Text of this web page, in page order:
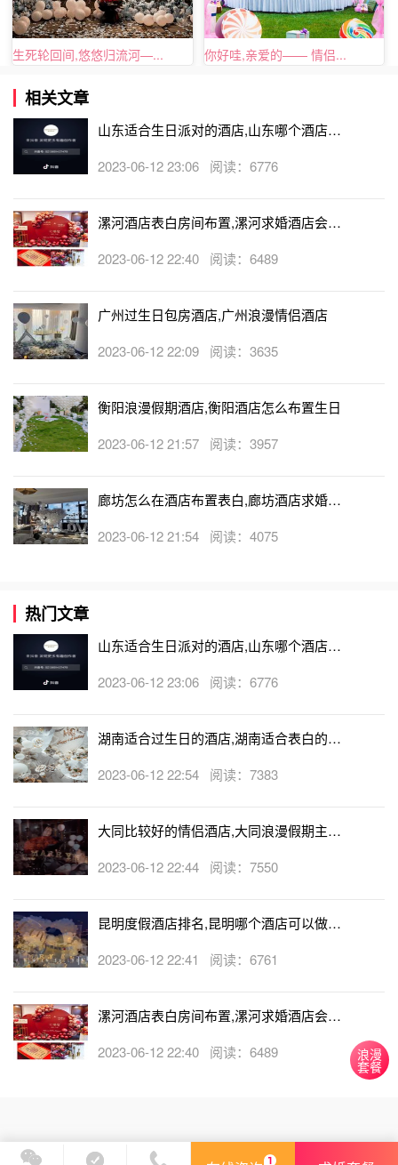
生死轮回间,悠悠归流河—... 你好哇,亲爱的—— 情侣...
相关文章
山东适合生日派对的酒店,山东哪个酒店有
2023-06-12 23:06 阅读：6776
漯河酒店表白房间布置,漯河求婚酒店会帮
2023-06-12 22:40 阅读：6489
广州过生日包房酒店,广州浪漫情侣酒店
2023-06-12 22:09 阅读：3635
衡阳浪漫假期酒店,衡阳酒店怎么布置生日
2023-06-12 21:57 阅读：3957
廊坊怎么在酒店布置表白,廊坊酒店求婚布
2023-06-12 21:54 阅读：4075
热门文章
山东适合生日派对的酒店,山东哪个酒店有
2023-06-12 23:06 阅读：6776
湖南适合过生日的酒店,湖南适合表白的酒
2023-06-12 22:54 阅读：7383
大同比较好的情侣酒店,大同浪漫假期主题
2023-06-12 22:44 阅读：7550
昆明度假酒店排名,昆明哪个酒店可以做求
2023-06-12 22:41 阅读：6761
漯河酒店表白房间布置,漯河求婚酒店会帮
2023-06-12 22:40 阅读：6489 浪漫
套餐